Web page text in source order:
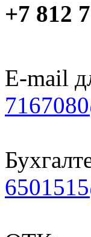
+7 812
E-mail